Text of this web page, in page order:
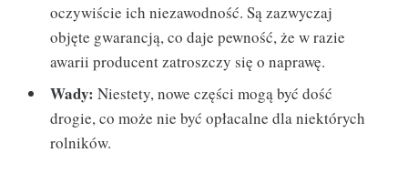
oczywiście ich niezawodność. Są zazwyczaj
objęte gwarancją, co daje pewność, że w razie
awarii producent zatroszczy się o naprawę.
Wady: Niestety, nowe części mogą być dość
drogie, co może nie być opłacalne dla niektórych
rolników.